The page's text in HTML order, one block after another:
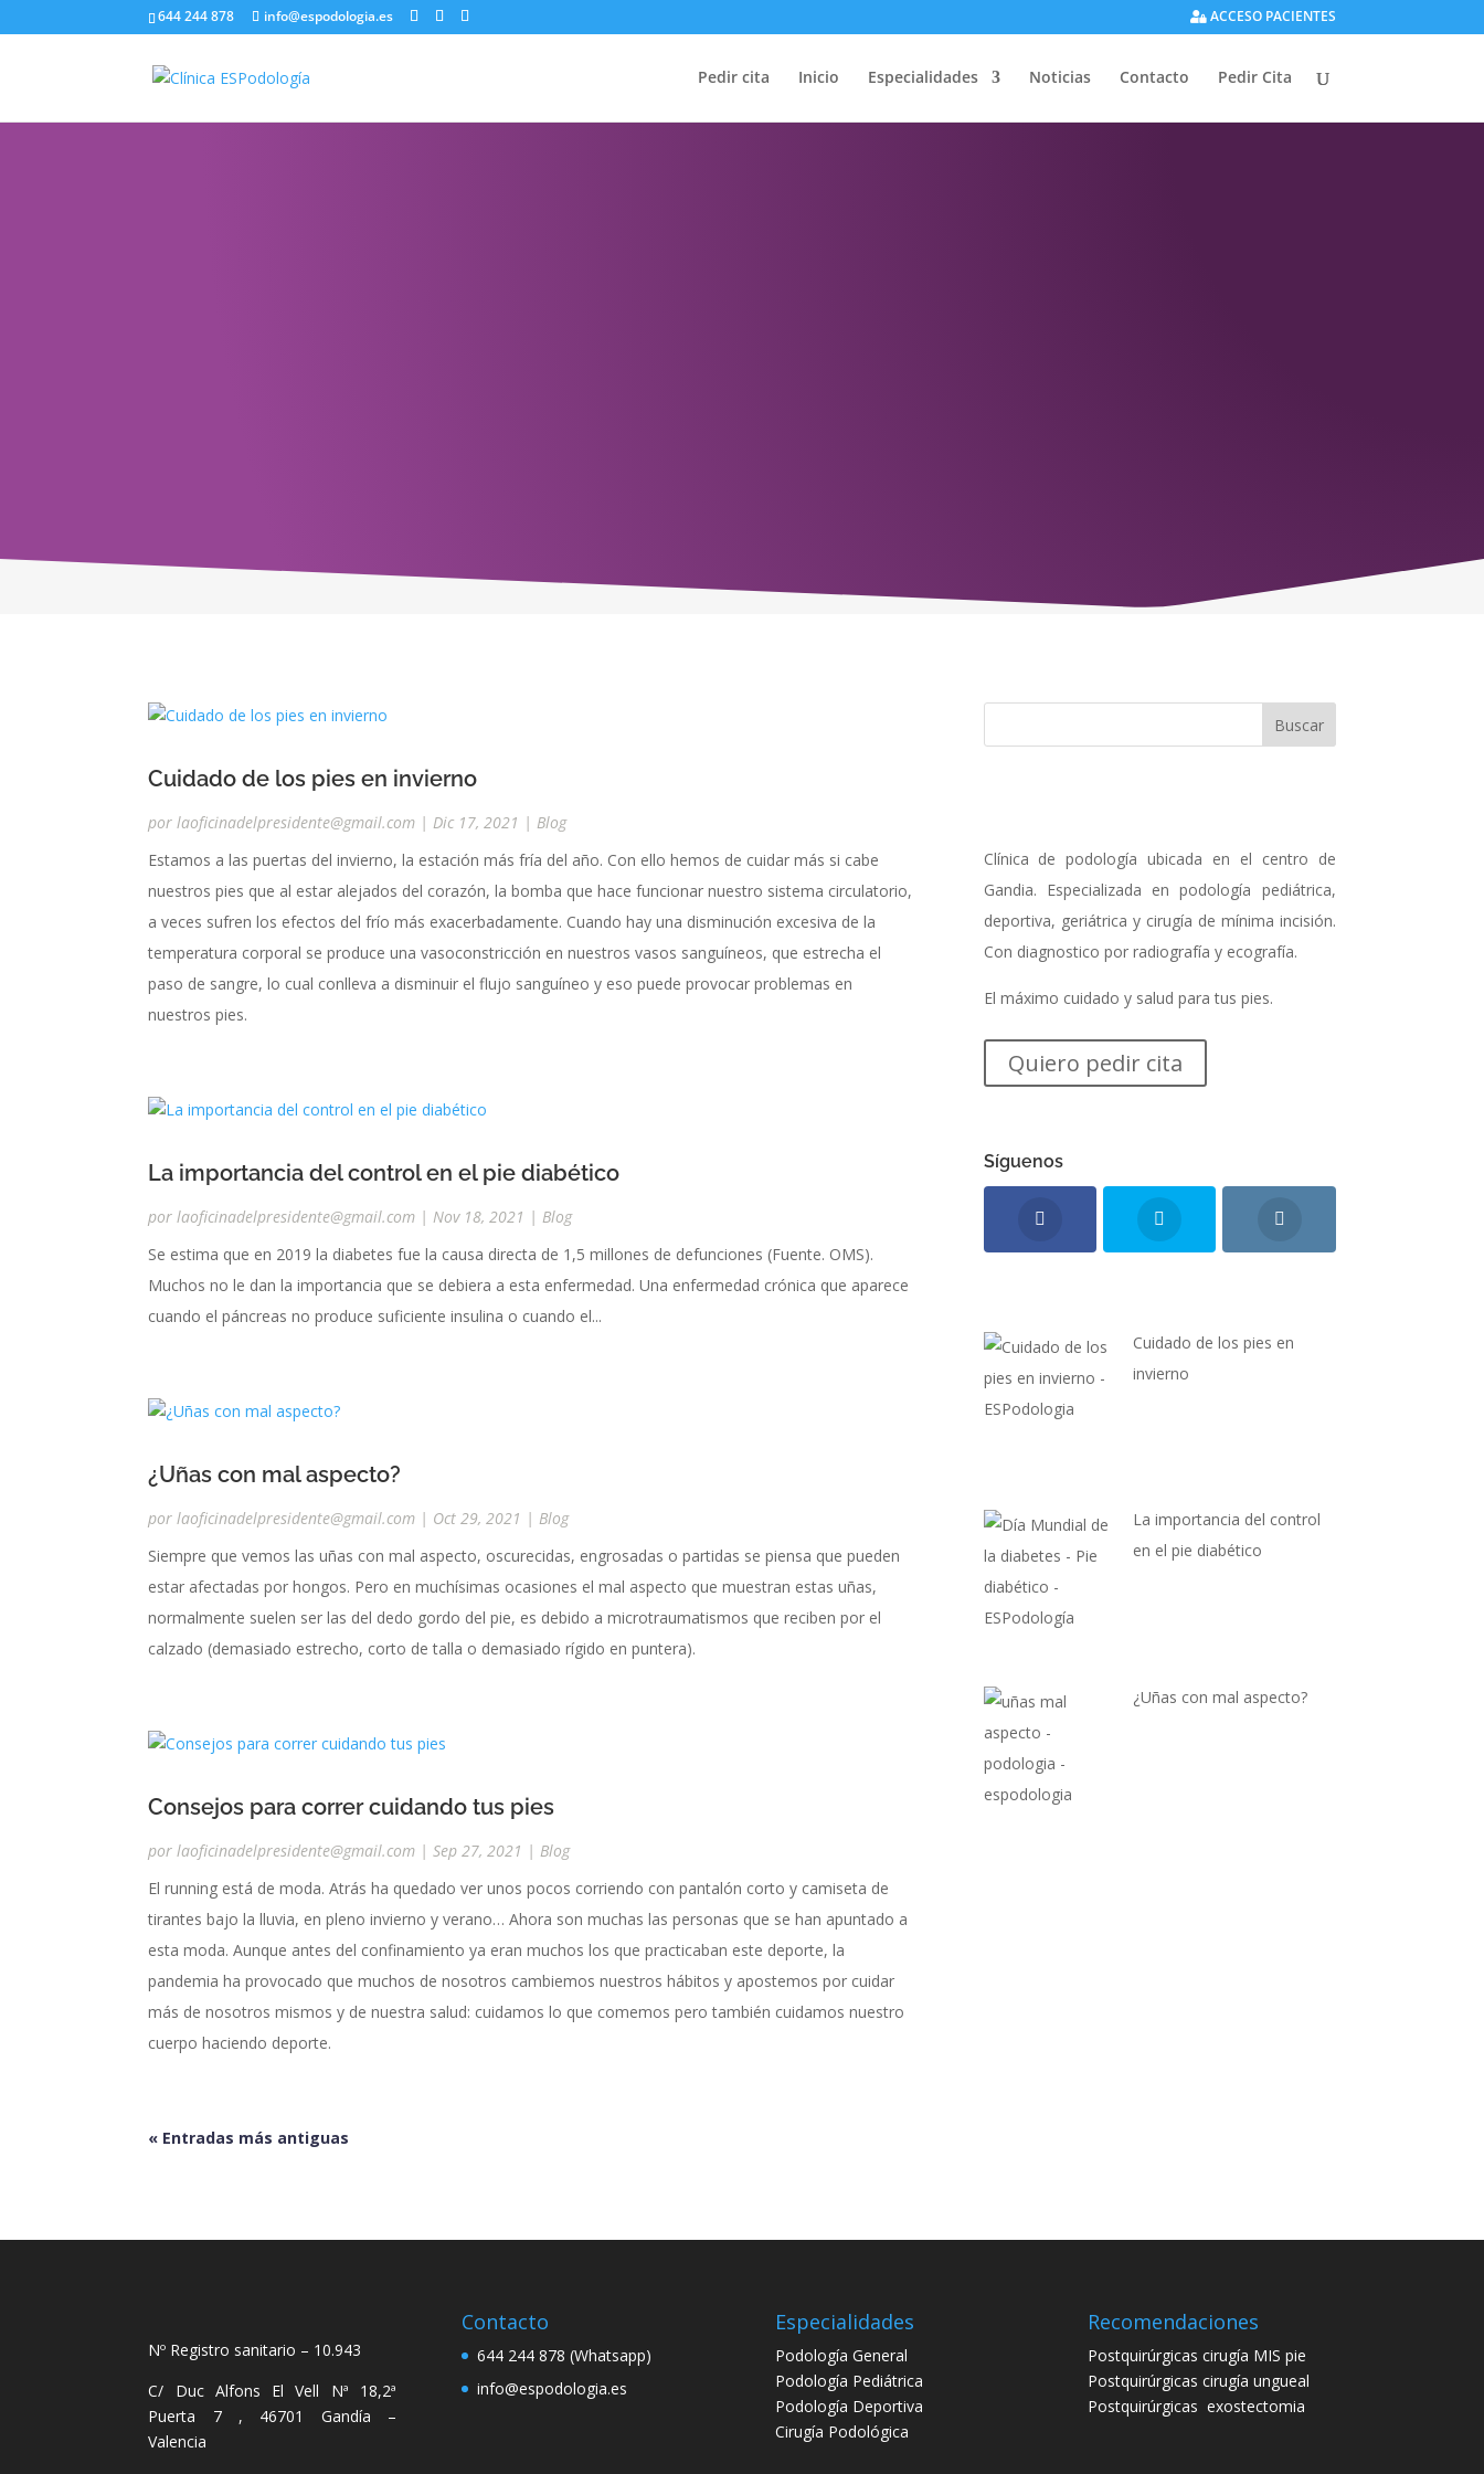
644 244 878 info@espodologia.es ACCESO PACIENTES
Pedir cita Inicio Especialidades Noticias Contacto Pedir Cita
Cuidado de los pies en invierno
porlaoficinadelpresidente@gmail.com |Dic 17, 2021 |Blog
Estamos a las puertas del invierno, la estación más fría del año. Con ello hemos de cuidar más si cabe
nuestros pies que al estar alejados del corazón, la bomba que hace funcionar nuestro sistema circulatorio,
a veces sufren los efectos del frío más exacerbadamente. Cuando hay una disminución excesiva de la
temperatura corporal se produce una vasoconstricción en nuestros vasos sanguíneos, que estrecha el
paso de sangre, lo cual conlleva a disminuir el flujo sanguíneo y eso puede provocar problemas en
nuestros pies.
La importancia del control en el pie diabético
porlaoficinadelpresidente@gmail.com |Nov 18, 2021 |Blog
Se estima que en 2019 la diabetes fue la causa directa de 1,5 millones de defunciones (Fuente. OMS).
Muchos no le dan la importancia que se debiera a esta enfermedad. Una enfermedad crónica que aparece
cuando el páncreas no produce suficiente insulina o cuando el...
¿Uñas con mal aspecto?
porlaoficinadelpresidente@gmail.com | Oct 29, 2021 |Blog
Siempre que vemos las uñas con mal aspecto, oscurecidas, engrosadas o partidas se piensa que pueden
estar afectadas por hongos. Pero en muchísimas ocasiones el mal aspecto que muestran estas uñas,
normalmente suelen ser las del dedo gordo del pie, es debido a microtraumatismos que reciben por el
calzado (demasiado estrecho, corto de talla o demasiado rígido en puntera).
Consejos para correr cuidando tus pies
porlaoficinadelpresidente@gmail.com |Sep 27, 2021 |Blog
El running está de moda. Atrás ha quedado ver unos pocos corriendo con pantalón corto y camiseta de
tirantes bajo la lluvia, en pleno invierno y verano… Ahora son muchas las personas que se han apuntado a
esta moda. Aunque antes del confinamiento ya eran muchos los que practicaban este deporte, la
pandemia ha provocado que muchos de nosotros cambiemos nuestros hábitos y apostemos por cuidar
más de nosotros mismos y de nuestra salud: cuidamos lo que comemos pero también cuidamos nuestro
cuerpo haciendo deporte.
« Entradas más antiguas
Clínica de podología ubicada en el centro de
Gandia. Especializada en podología pediátrica,
deportiva, geriátrica y cirugía de mínima incisión.
Con diagnostico por radiografía y ecografía.
El máximo cuidado y salud para tus pies.
Quiero pedir cita
Síguenos
Cuidado de los pies en
invierno
La importancia del control
en el pie diabético
¿Uñas con mal aspecto?
Nº Registro sanitario – 10.943
C/ Duc Alfons El Vell Nª 18,2ª
Puerta 7 , 46701 Gandía –
Valencia
Contacto
644 244 878 (Whatsapp)
info@espodologia.es
Especialidades
Podología General
Podología Pediátrica
Podología Deportiva
Cirugía Podológica
Recomendaciones
Postquirúrgicas cirugía MIS pie
Postquirúrgicas cirugía ungueal
Postquirúrgicasexostectomia